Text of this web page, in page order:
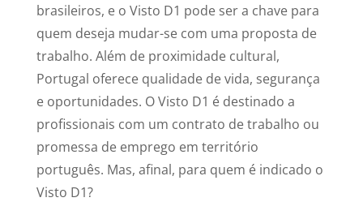
brasileiros, e o Visto D1 pode ser a chave para
quem deseja mudar-se com uma proposta de
trabalho. Além de proximidade cultural,
Portugal oferece qualidade de vida, segurança
e oportunidades. O Visto D1 é destinado a
profissionais com um contrato de trabalho ou
promessa de emprego em território
português. Mas, afinal, para quem é indicado o
Visto D1?